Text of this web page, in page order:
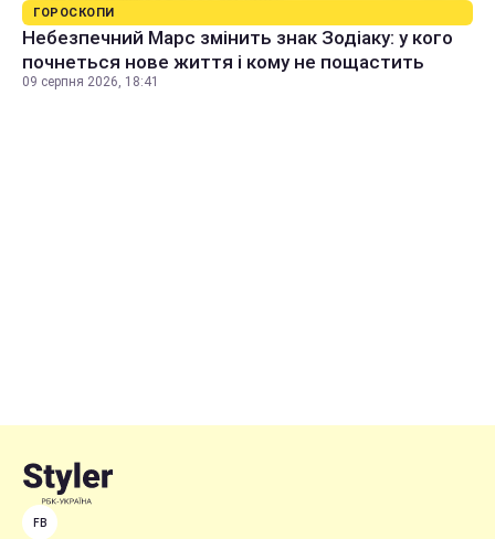
ГОРОСКОПИ
Небезпечний Марс змінить знак Зодіаку: у кого
почнеться нове життя і кому не пощастить
09 серпня 2026, 18:41
FB